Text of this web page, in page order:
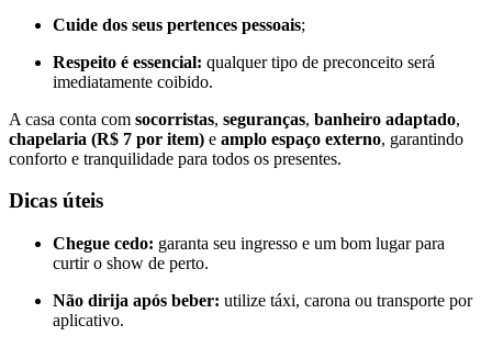
Cuide dos seus pertences pessoais;
Respeito é essencial: qualquer tipo de preconceito será
imediatamente coibido.
A casa conta com socorristas, seguranças, banheiro adaptado,
chapelaria (R$ 7 por item) e amplo espaço externo, garantindo
conforto e tranquilidade para todos os presentes.
Dicas úteis
Chegue cedo: garanta seu ingresso e um bom lugar para
curtir o show de perto.
Não dirija após beber: utilize táxi, carona ou transporte por
aplicativo.